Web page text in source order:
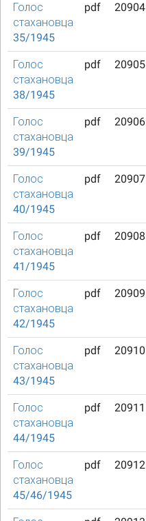
Голос
стахановца
35/1945
pdf 20904
Голос
стахановца
38/1945
pdf 20905
Голос
стахановца
39/1945
pdf 20906
Голос
стахановца
40/1945
pdf 20907
Голос
стахановца
41/1945
pdf 20908
Голос
стахановца
42/1945
pdf 20909
Голос
стахановца
43/1945
pdf 20910
Голос
стахановца
44/1945
pdf 20911
Голос
стахановца
45/46/1945
pdf 20912